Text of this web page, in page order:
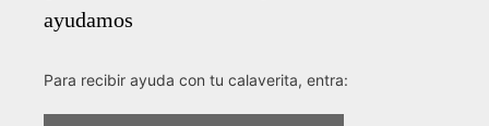
ayudamos
Para recibir ayuda con tu calaverita, entra: